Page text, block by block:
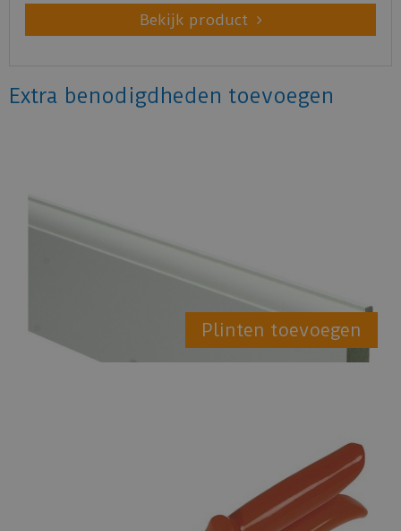
Bekijk product
Extra benodigdheden toevoegen
Plinten toevoegen